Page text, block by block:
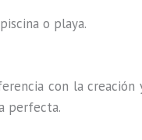
o playa.
con la
perfecta.